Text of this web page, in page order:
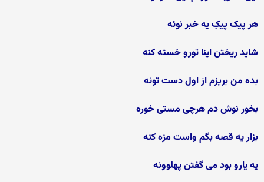
هر پیک پیکِ یه خبر نوئه
شاید ریختن اینا تورو خسته کنه
بده من بریزم از اول دست توئه
بخور نوش دم هرچی مستی خوره
بزار یه قصه بگم واست مزه کنه
یه یارو بود می گفتن پهلوونه